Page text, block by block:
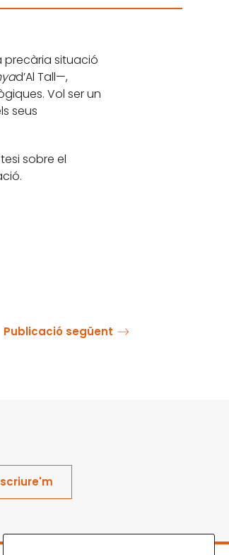
precària situació
d’Al Tall—,
Vol ser un
seus
sobre el
Publicació següent